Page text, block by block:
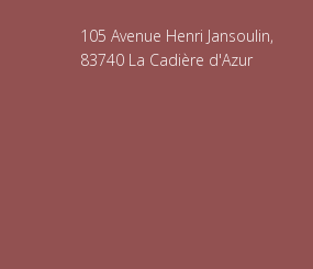
105 Avenue Henri Jansoulin,
83740 La Cadière d'Azur